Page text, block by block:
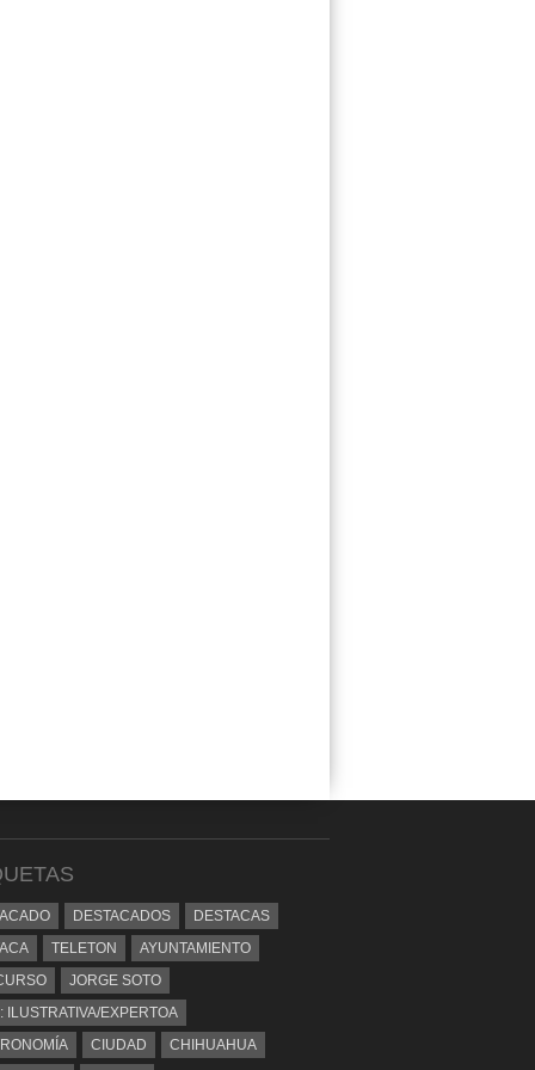
DESTACADOS
DESTACAS
TELETON
AYUNTAMIENTO
JORGE SOTO
ILUSTRATIVA/EXPERTOA
CIUDAD
CHIHUAHUA